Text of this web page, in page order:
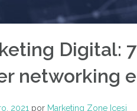
Digital:
networking
2021 por Marketing Zone Icesi